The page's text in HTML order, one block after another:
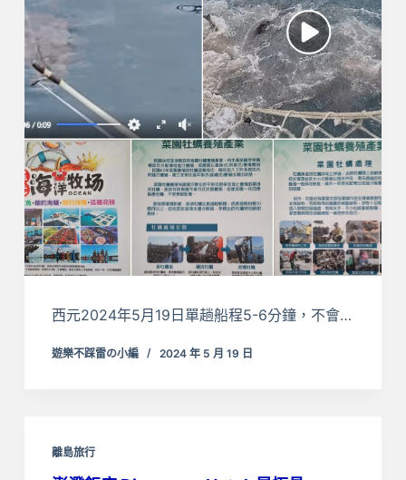
西元2024年5月19日單趟船程5-6分鐘，不會…
遊樂不踩雷の小編 2024 年 5 月 19 日
離島旅行